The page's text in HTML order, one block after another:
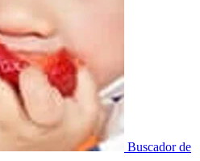
Buscador de